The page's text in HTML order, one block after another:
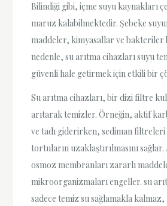
Bilindiği gibi, içme suyu kaynakları
maruz kalabilmektedir. Şebeke
maddeler, kimyasallar ve bakteriler
nedenle, su arıtma cihazları suyu
güvenli hale getirmek için etkili bir
Su arıtma cihazları, bir dizi filtre
arıtarak temizler. Örneğin, aktif
ve tadı giderirken, sediman
tortuların uzaklaştırılmasını
osmoz membranları zararlı
mikroorganizmaları engeller. su
sadece temiz su sağlamakla kalmaz,